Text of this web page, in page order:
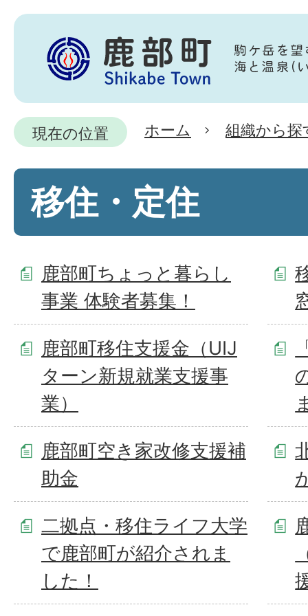
現在の位置 ホーム 組織から探
移住・定住
鹿部町ちょっと暮らし
事業 体験者募集！
鹿部町移住支援金（UIJ
ターン新規就業支援事
業）
鹿部町空き家改修支援補
助金
二拠点・移住ライフ大学
で鹿部町が紹介されま
した！